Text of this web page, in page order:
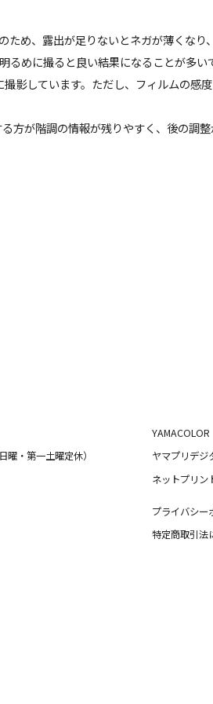
め、露出が足りないとネガが薄くなり
めに撮ると良い結果になることが多い
影しています。ただし、フィルムの感
が階調の情報が残りやすく、後の調整
曜・第一土曜定休）
YAMACOLOR
ヤマプリデジ
ネットプリン
プライバシー
特定商取引法